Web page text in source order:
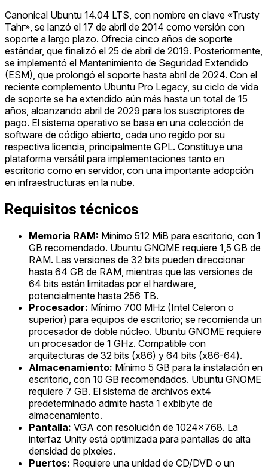
Canonical Ubuntu 14.04 LTS, con nombre en clave «Trusty
Tahr», se lanzó el 17 de abril de 2014 como versión con
soporte a largo plazo. Ofrecía cinco años de soporte
estándar, que finalizó el 25 de abril de 2019. Posteriormente,
se implementó el Mantenimiento de Seguridad Extendido
(ESM), que prolongó el soporte hasta abril de 2024. Con el
reciente complemento Ubuntu Pro Legacy, su ciclo de vida
de soporte se ha extendido aún más hasta un total de 15
años, alcanzando abril de 2029 para los suscriptores de
pago. El sistema operativo se basa en una colección de
software de código abierto, cada uno regido por su
respectiva licencia, principalmente GPL. Constituye una
plataforma versátil para implementaciones tanto en
escritorio como en servidor, con una importante adopción
en infraestructuras en la nube.
Requisitos técnicos
Memoria RAM: Mínimo 512 MiB para escritorio, con 1
GB recomendado. Ubuntu GNOME requiere 1,5 GB de
RAM. Las versiones de 32 bits pueden direccionar
hasta 64 GB de RAM, mientras que las versiones de
64 bits están limitadas por el hardware,
potencialmente hasta 256 TB.
Procesador: Mínimo 700 MHz (Intel Celeron o
superior) para equipos de escritorio; se recomienda un
procesador de doble núcleo. Ubuntu GNOME requiere
un procesador de 1 GHz. Compatible con
arquitecturas de 32 bits (x86) y 64 bits (x86-64).
Almacenamiento: Mínimo 5 GB para la instalación en
escritorio, con 10 GB recomendados. Ubuntu GNOME
requiere 7 GB. El sistema de archivos ext4
predeterminado admite hasta 1 exbibyte de
almacenamiento.
Pantalla: VGA con resolución de 1024x768. La
interfaz Unity está optimizada para pantallas de alta
densidad de píxeles.
Puertos: Requiere una unidad de CD/DVD o un